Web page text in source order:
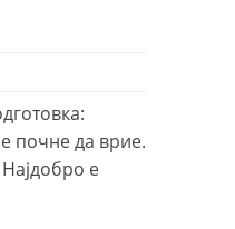
почне да врие.
е